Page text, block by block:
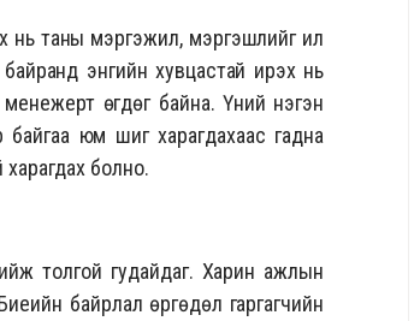
таны мэргэжил, мэргэшлийг илүү
энгийн хувцастай ирэх нь
өгдөг байна. Үүний нэгэн
юм шиг харагдахаас гадна
харагдах болно.
толгой гудайдаг. Харин ажлын
байрлал өргөдөл гаргагчийн